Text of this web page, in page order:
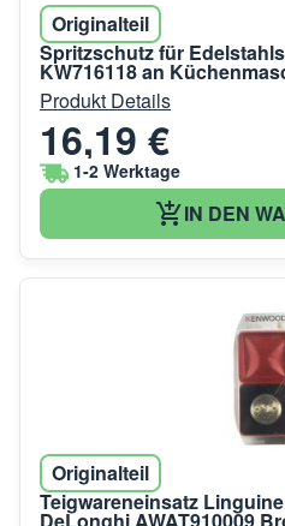
Originalteil
Spritzschutz für
KW716118 an
Produkt Details
16,19 €
1-2 Werktage
IN DEN
Originalteil
Teigwareneinsatz
DeLonghi AWAT910009